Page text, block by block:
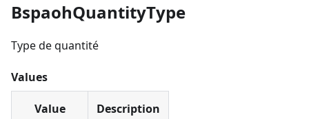
BspaohQuantityType
Type de quantité
Values
Value Description